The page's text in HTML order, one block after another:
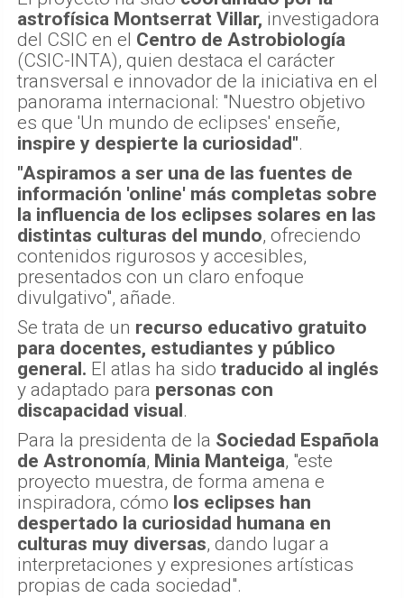
astrofísica Montserrat Villar, investigadora
del CSIC en el Centro de Astrobiología
(CSIC-INTA), quien destaca el carácter
transversal e innovador de la iniciativa en el
panorama internacional: "Nuestro objetivo
es que 'Un mundo de eclipses' enseñe,
inspire y despierte la curiosidad".
"Aspiramos a ser una de las fuentes de
información 'online' más completas sobre
la influencia de los eclipses solares en las
distintas culturas del mundo, ofreciendo
contenidos rigurosos y accesibles,
presentados con un claro enfoque
divulgativo", añade.
Se trata de un recurso educativo gratuito
para docentes, estudiantes y público
general. El atlas ha sido traducido al inglés
y adaptado para personas con
discapacidad visual.
Para la presidenta de la Sociedad Española
de Astronomía, Minia Manteiga, "este
proyecto muestra, de forma amena e
inspiradora, cómo los eclipses han
despertado la curiosidad humana en
culturas muy diversas, dando lugar a
interpretaciones y expresiones artísticas
propias de cada sociedad".